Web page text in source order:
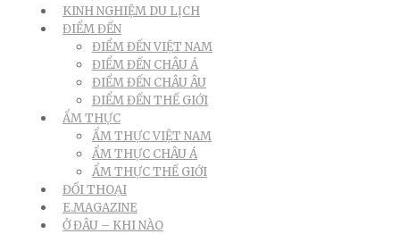
KINH NGHIỆM DU LỊCH
ĐIỂM ĐẾN
ĐIỂM ĐẾN VIỆT NAM
ĐIỂM ĐẾN CHÂU Á
ĐIỂM ĐẾN CHÂU ÂU
ĐIỂM ĐẾN THẾ GIỚI
ẨM THỰC
ẨM THỰC VIỆT NAM
ẨM THỰC CHÂU Á
ẨM THỰC THẾ GIỚI
ĐỐI THOẠI
E.MAGAZINE
Ở ĐÂU – KHI NÀO